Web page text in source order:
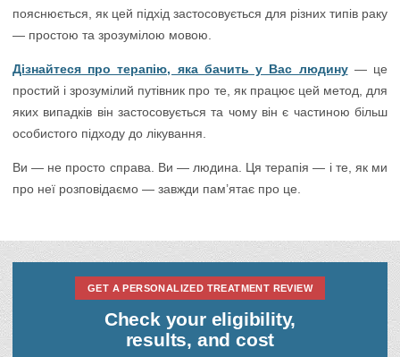
пояснюється, як цей підхід застосовується для різних типів раку
— простою та зрозумілою мовою.
Дізнайтеся про терапію, яка бачить у Вас людину— це
простий і зрозумілий путівник про те, як працює цей метод, для
яких випадків він застосовується та чому він є частиною більш
особистого підходу до лікування.
Ви — не просто справа. Ви — людина. Ця терапія — і те, як ми
про неї розповідаємо — завжди пам’ятає про це.
GET A PERSONALIZED TREATMENT REVIEW
Check your eligibility,
results, and cost